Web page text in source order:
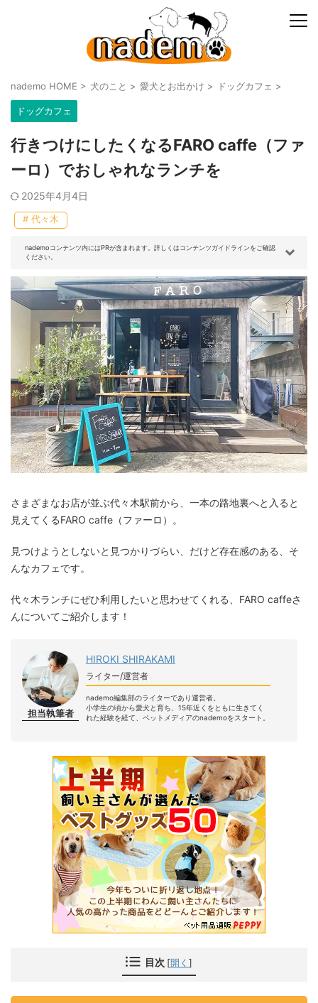
nademo HOME > 犬のこと > 愛犬とお出かけ > ドッグカフェ >
ドッグカフェ
行きつけにしたくなるFARO caffe（ファ
ーロ）でおしゃれなランチを
2025年4月4日
# 代々木
nademoコンテンツ内にはPRが含まれます。詳しくはコンテンツガイドラインをご確認
ください。
さまざまなお店が並ぶ代々木駅前から、一本の路地裏へと入ると
見えてくるFARO caffe（ファーロ）。
見つけようとしないと見つかりづらい、だけど存在感のある、そ
んなカフェです。
代々木ランチにぜひ利用したいと思わせてくれる、FARO caffeさ
んについてご紹介します！
担当執筆者
HIROKI SHIRAKAMI
ライター/運営者
nademo編集部のライターであり運営者。
小学生の頃から愛犬と育ち、15年近くをともに生きてく
れた経験を経て、ペットメディアのnademoをスタート。
目次 [開く ]